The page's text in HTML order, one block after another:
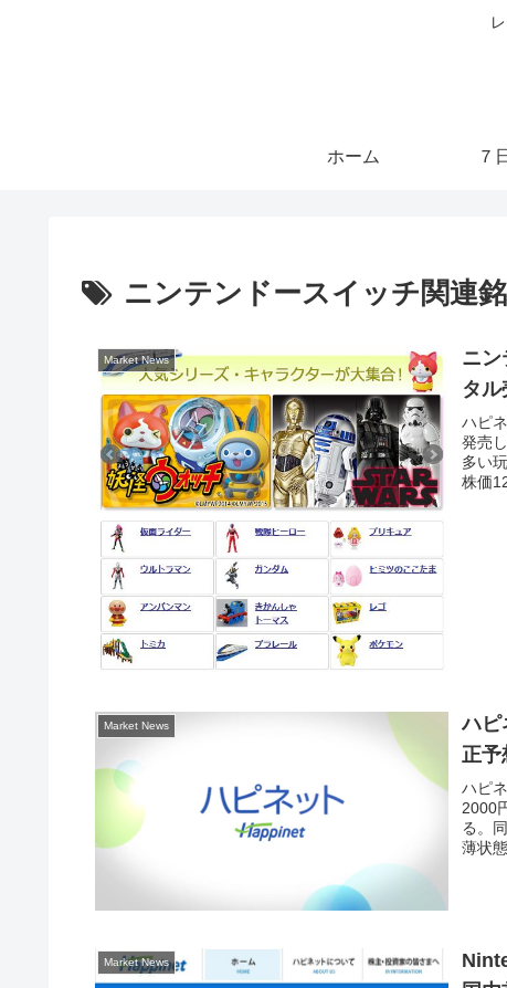
ホーム ７
ニンテンドースイッチ関連
Market News
ニン
タ
ハピ
発売
多い
株価
Market News
ハピ
正予
ハピ
2000
る。
薄状
Market News